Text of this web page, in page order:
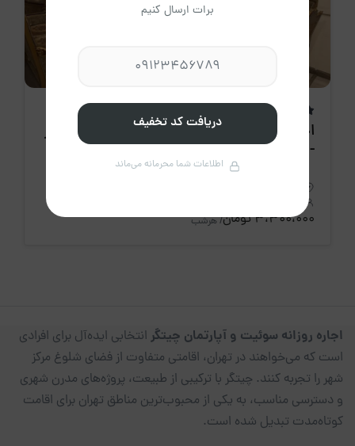
اقامتگاه جدید
اجاره روزانه آپارتمان دوخواب فرجی 2چیتگر
- تهران
3،300،000 تومان / هرشب
اجاره روزانه سوئیت و آپارتمان چیتگر انتخابی ایده‌آل برای افرادی
است که می‌خواهند در تهران، اقامتی متفاوت از فضای شلوغ مرکز
شهر را تجربه کنند. چیتگر با ترکیبی از طبیعت، پروژه‌های مدرن شهری
و دسترسی مناسب، به یکی از محبوب‌ترین مناطق تهران برای اقامت
کوتاه‌مدت تبدیل شده است.
برات ارسال کنیم
دریافت کد تخفیف
اطلاعات شما محرمانه می‌ماند